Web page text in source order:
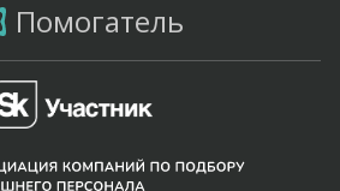
Помогатель